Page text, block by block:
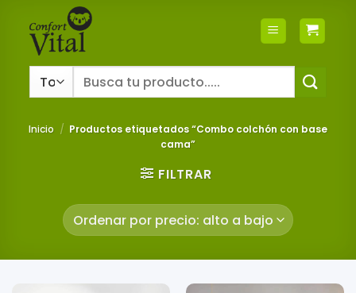
contenido
Buscar
Inicio / Productos etiquetados “Combo colchón con base
cama”
FILTRAR